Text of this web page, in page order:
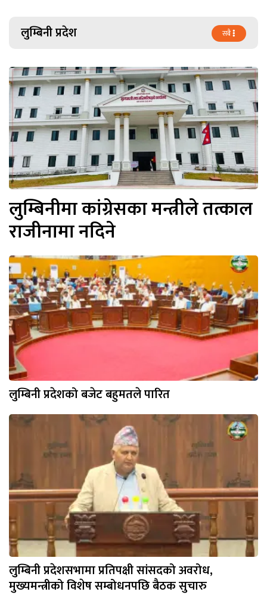
लुम्बिनी प्रदेश सबै
लुम्बिनीमा कांग्रेसका मन्त्रीले तत्काल
राजीनामा नदिने
लुम्बिनी प्रदेशको बजेट बहुमतले पारित
लुम्बिनी प्रदेशसभामा प्रतिपक्षी सांसदको अवरोध,
मुख्यमन्त्रीको विशेष सम्बोधनपछि बैठक सुचारु